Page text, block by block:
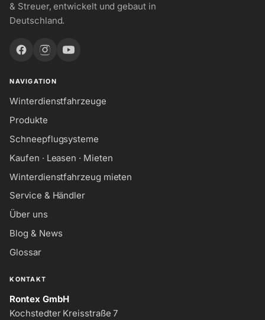
& Streuer, entwickelt und gebaut in
Deutschland.
NAVIGATION
Winterdienstfahrzeuge
Produkte
Schneepflugsysteme
Kaufen · Leasen · Mieten
Winterdienstfahrzeug mieten
Service & Händler
Über uns
Blog & News
Glossar
KONTAKT
Rontex GmbH
Kochstedter Kreisstraße 7